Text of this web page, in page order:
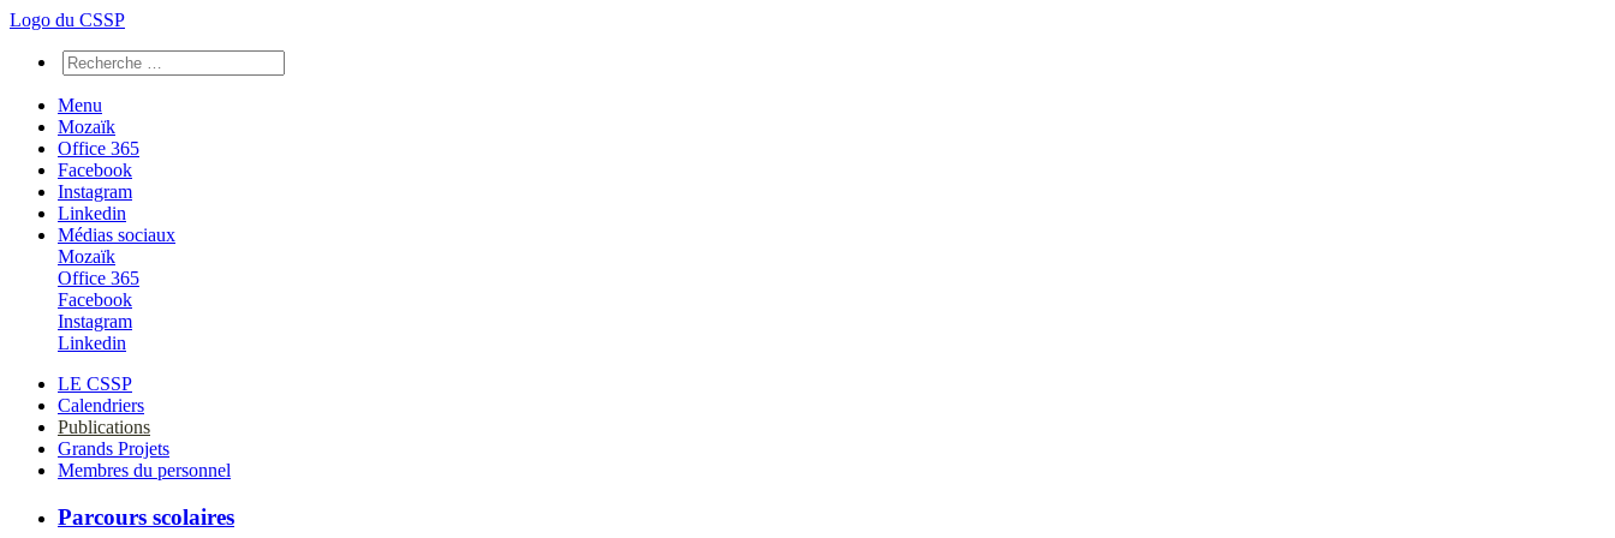
Logo du CSSP
Menu
Mozaïk
Office 365
Facebook
Instagram
Linkedin
Médias sociaux
Mozaïk
Office 365
Facebook
Instagram
Linkedin
LE CSSP
Calendriers
Publications
Grands Projets
Membres du personnel
Parcours scolaires